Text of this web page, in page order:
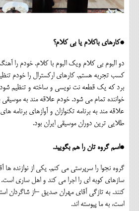
*کارهای باکلام یا بی کلام؟
دو البوم بی کلام ویک البوم با کلام. خودم را
کسب تجربه هستم. کارهای ارکسترال را خودم
برد که یک قطعه نت نویسی و ساخته و تنظیم شود،
خواننده تمام می شود. خودم علاقه مند به
علاقه مند به برنامه تکنوازان و آوازهای برنامه
طلایی ترین دوران موسیقی ایران بود.
*اسم گروه تان را هم بگویید.
گروه نجوا را سرپرستی می کنم. یکی از نوازنده
سازهای کوبه ای را اجرا می کند و اهل ساری است.
کنند. به تازگی آقای مهران صدیق –از شاگردان
است، به ما پیوسته اند.